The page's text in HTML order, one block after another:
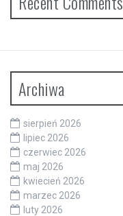
Archiwa
sierpień 2026
lipiec 2026
czerwiec 2026
maj 2026
kwiecień 2026
marzec 2026
luty 2026